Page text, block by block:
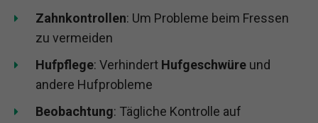
Zahnkontrollen: Um Probleme beim Fressen
zu vermeiden
Hufpflege: Verhindert Hufgeschwüre und
andere Hufprobleme
Beobachtung: Tägliche Kontrolle auf